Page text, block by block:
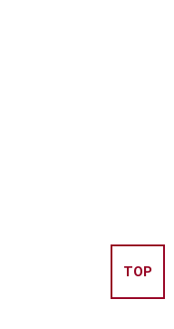
TOP